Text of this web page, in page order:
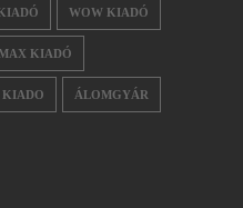
WOW KIADÓ
KIADÓ
KIADO ÁLOMGYÁR